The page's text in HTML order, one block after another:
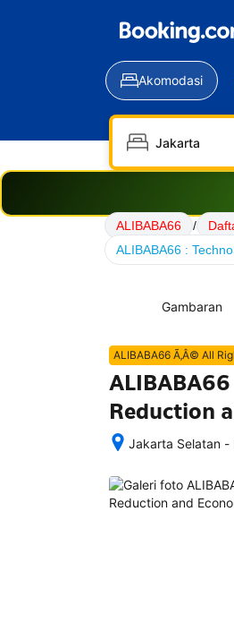
Akomodasi
ALIBABA66 /
ALIBABA66 :
Gambaran
ALIBABA66 Ã‚Â© All
Reduction
Jakarta Selatan -
memesan,
semua